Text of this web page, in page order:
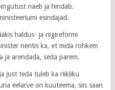
näeb ja hindab.
esindajad.
haldus- ja riigireformi
nentis ka, et mida rohkem
ja arendada, seda parem.
just teda tuleb ka riikliku
eelarve on kuuteema, siis saan